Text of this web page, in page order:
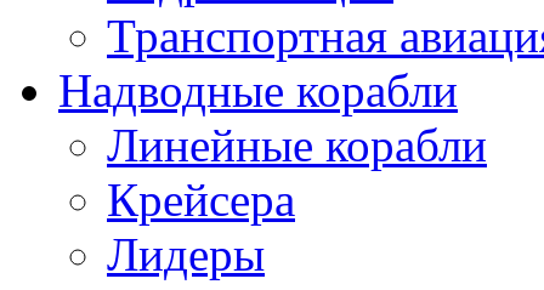
Транспортная
Надводные корабли
Линейные корабли
Крейсера
Лидеры